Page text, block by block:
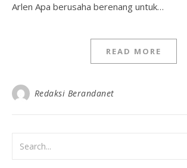
Arlen Apa berusaha berenang untuk…
READ MORE
Redaksi Berandanet